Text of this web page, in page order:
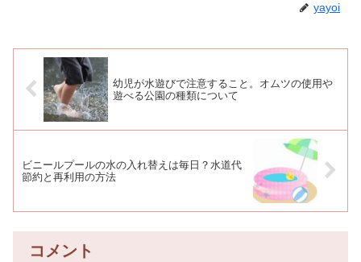
yayoi
幼児が水遊びで注意すること。オムツの使用や
遊べる公園の種類について
ビニールプールの水の入れ替えは毎日？水道代
節約と再利用の方法
コメント